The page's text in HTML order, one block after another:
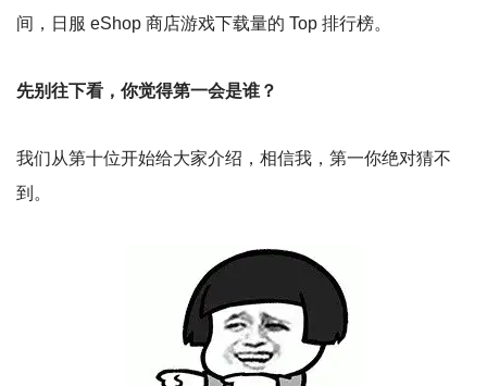
间，日服 eShop 商店游戏下载量的 Top 排行榜。
先别往下看，你觉得第一会是谁？
我们从第十位开始给大家介绍，相信我，第一你绝对猜不
到。